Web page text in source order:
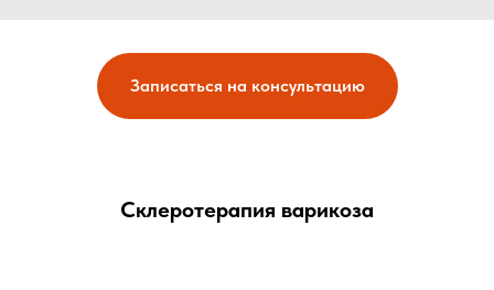
Записаться на консультацию
Склеротерапия варикоза